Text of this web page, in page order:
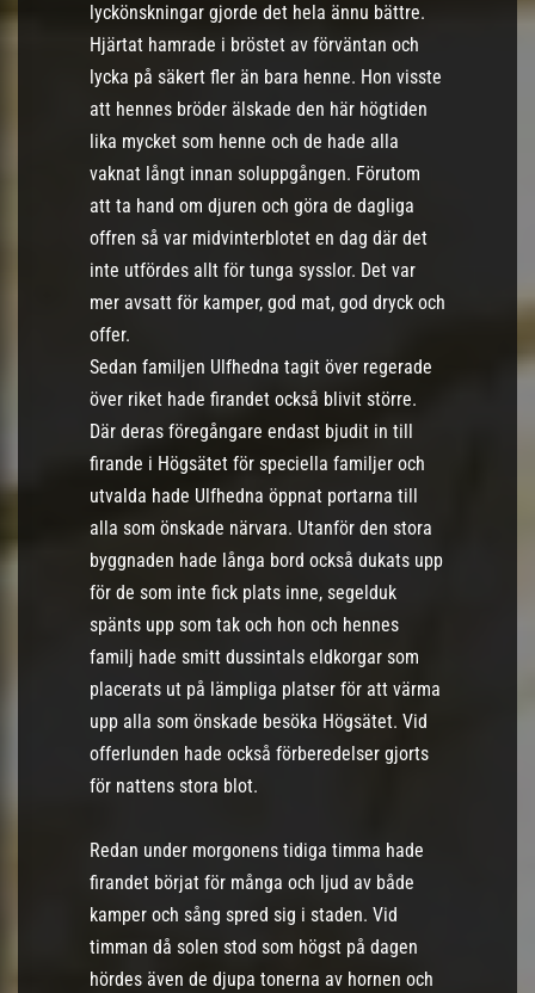
lyckönskningar gjorde det hela ännu bättre.
Hjärtat hamrade i bröstet av förväntan och
lycka på säkert fler än bara henne. Hon visste
att hennes bröder älskade den här högtiden
lika mycket som henne och de hade alla
vaknat långt innan soluppgången. Förutom
att ta hand om djuren och göra de dagliga
offren så var midvinterblotet en dag där det
inte utfördes allt för tunga sysslor. Det var
mer avsatt för kamper, god mat, god dryck och
offer.
Sedan familjen Ulfhedna tagit över regerade
över riket hade firandet också blivit större.
Där deras föregångare endast bjudit in till
firande i Högsätet för speciella familjer och
utvalda hade Ulfhedna öppnat portarna till
alla som önskade närvara. Utanför den stora
byggnaden hade långa bord också dukats upp
för de som inte fick plats inne, segelduk
spänts upp som tak och hon och hennes
familj hade smitt dussintals eldkorgar som
placerats ut på lämpliga platser för att värma
upp alla som önskade besöka Högsätet. Vid
offerlunden hade också förberedelser gjorts
för nattens stora blot.
Redan under morgonens tidiga timma hade
firandet börjat för många och ljud av både
kamper och sång spred sig i staden. Vid
timman då solen stod som högst på dagen
hördes även de djupa tonerna av hornen och